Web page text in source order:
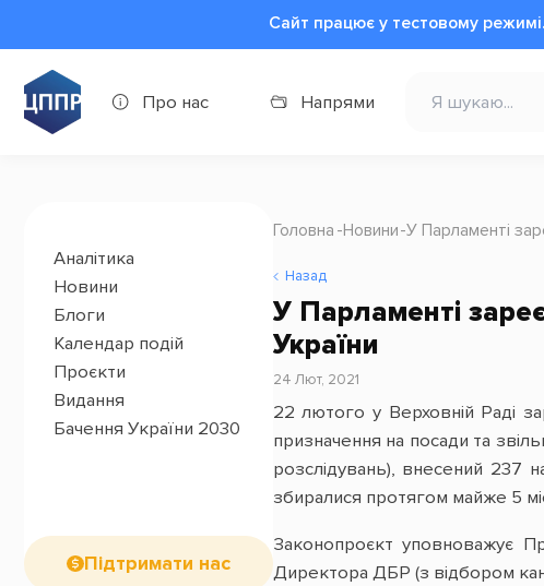
Сайт працює у тестовому режимі.
Про нас Напрями
Аналітика
Новини
Блоги
Календар подій
Проєкти
Видання
Бачення України 2030
Підтримати нас
Головна Новини У Парламенті
Назад
У Парламенті
України
24 Лют, 2021
22 лютого у Верховній Раді
призначення на посади та
розслідувань), внесений 237
збиралися протягом майже 5
Законопроєкт уповноважує
Директора ДБР (з відбором